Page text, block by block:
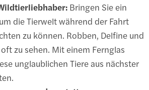
Bringen Sie ein
die Tierwelt während der Fahrt
zu können. Robben, Delfine und
zu sehen. Mit einem Fernglas
unglaublichen Tiere aus nächster